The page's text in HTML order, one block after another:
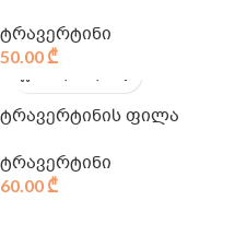
ტრავერტინი
50.00 ₾
ტრავერტინის ფილა
ტრავერტინი
60.00 ₾